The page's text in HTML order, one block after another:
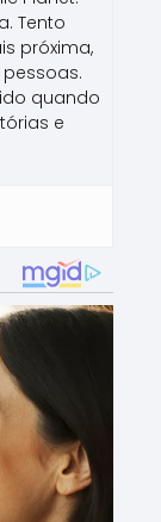
Tento
próxima,
quando
e